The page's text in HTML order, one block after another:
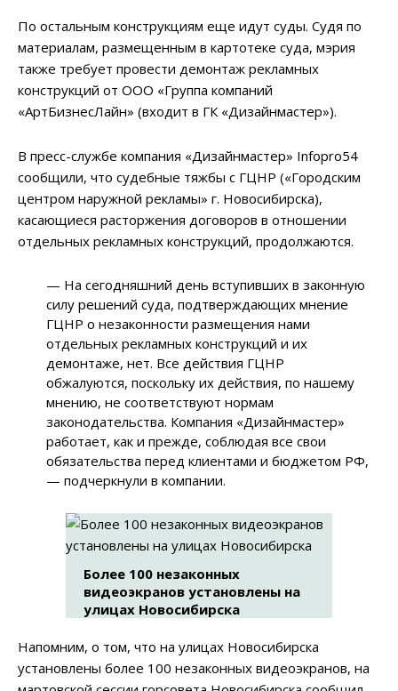
По остальным конструкциям еще идут суды. Судя по
материалам, размещенным в картотеке суда, мэрия
также требует провести демонтаж рекламных
конструкций от ООО «Группа компаний
«АртБизнесЛайн» (входит в ГК «Дизайнмастер»).
В пресс-службе компания «Дизайнмастер» Infopro54
сообщили, что судебные тяжбы с ГЦНР («Городским
центром наружной рекламы» г. Новосибирска),
касающиеся расторжения договоров в отношении
отдельных рекламных конструкций, продолжаются.
— На сегодняшний день вступивших в законную
силу решений суда, подтверждающих мнение
ГЦНР о незаконности размещения нами
отдельных рекламных конструкций и их
демонтаже, нет. Все действия ГЦНР
обжалуются, поскольку их действия, по нашему
мнению, не соответствуют нормам
законодательства. Компания «Дизайнмастер»
работает, как и прежде, соблюдая все свои
обязательства перед клиентами и бюджетом РФ,
— подчеркнули в компании.
Более 100 незаконных
видеоэкранов установлены на
улицах Новосибирска
Напомним, о том, что на улицах Новосибирска
установлены более 100 незаконных видеоэкранов, на